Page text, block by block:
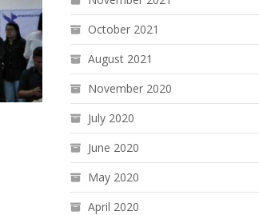
October 2021
August 2021
November 2020
July 2020
June 2020
May 2020
April 2020